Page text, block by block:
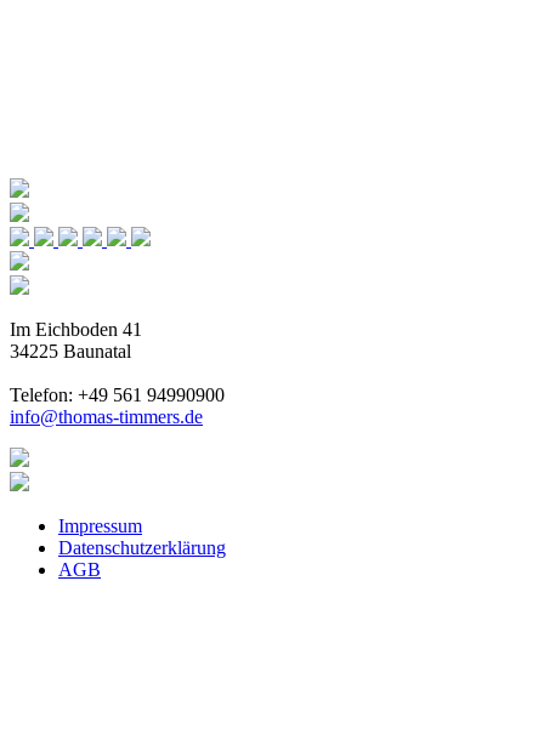
Im Eichboden 41
34225 Baunatal
Telefon: +49 561 94990900
info@thomas-timmers.de
Impressum
Datenschutzerklärung
AGB